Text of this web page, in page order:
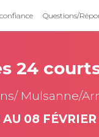
Questions/
24
Mulsanne/
08